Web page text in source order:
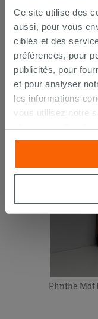
Ce site utilise des
aussi, pour vous
ciblés et des
préférences, pour
publicités, pour
et pour analyser
les informations
vous utilisez notre
s’occupent
et les réseaux
combiner ces
avez fournies ou
utilisation sur leurs
cookies, ou à
cliquant sur la
Plinthe Mdf
4,29 € /
Plinthe Mdf